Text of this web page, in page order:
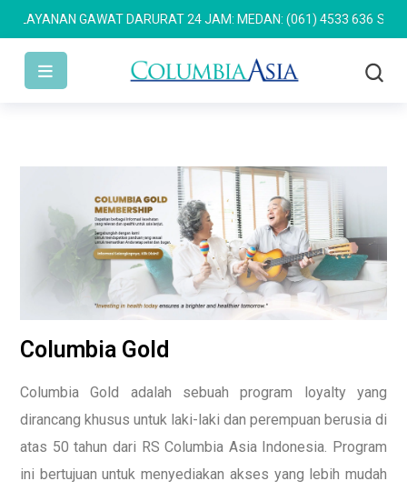
GAWAT DARURAT 24 JAM: MEDAN: (061) 4533 636
Columbia Gold
Columbia Gold adalah sebuah program loyalty yang
dirancang khusus untuk laki-laki dan perempuan berusia di
atas 50 tahun dari RS Columbia Asia Indonesia. Program
ini bertujuan untuk menyediakan akses yang lebih mudah